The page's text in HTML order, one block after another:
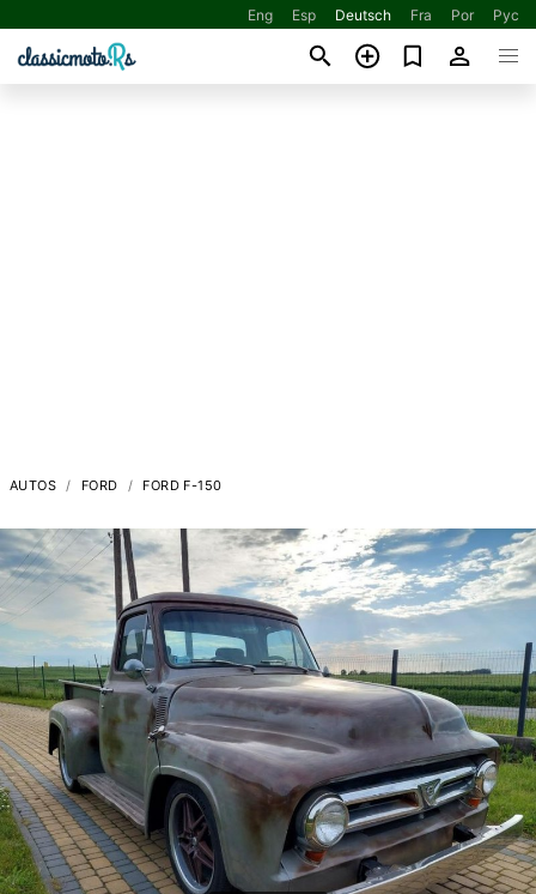
Eng Esp Deutsch Fra Por Рус
AUTOS FORD FORD F-150